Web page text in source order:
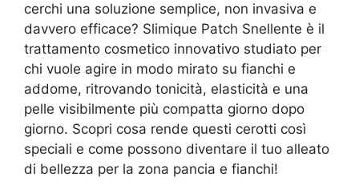
cerchi una soluzione semplice, non invasiva e
davvero efficace? Slimique Patch Snellente è il
trattamento cosmetico innovativo studiato per
chi vuole agire in modo mirato su fianchi e
addome, ritrovando tonicità, elasticità e una
pelle visibilmente più compatta giorno dopo
giorno. Scopri cosa rende questi cerotti così
speciali e come possono diventare il tuo alleato
di bellezza per la zona pancia e fianchi!